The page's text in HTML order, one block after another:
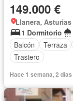
149.000 €
Llanera, Asturias
1 Dormitorio
Balcón
Terraza
Trastero
Hace 1 semana, 2